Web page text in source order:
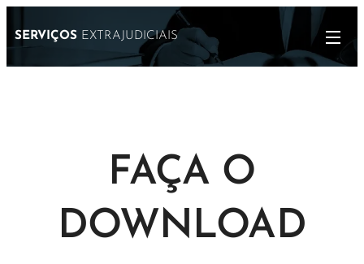
SERVIÇOS EXTRAJUDICIAIS
FAÇA O
DOWNLOAD